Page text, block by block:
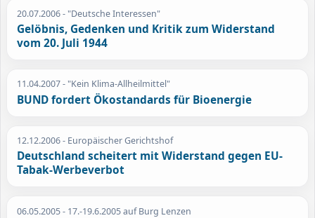
20.07.2006- "Deutsche Interessen"
Gelöbnis, Gedenken und Kritik zum Widerstand
vom 20. Juli 1944
11.04.2007- "Kein Klima-Allheilmittel"
BUND fordert Ökostandards für Bioenergie
12.12.2006- Europäischer Gerichtshof
Deutschland scheitert mit Widerstand gegen EU-
Tabak-Werbeverbot
06.05.2005- 17.-19.6.2005 auf Burg Lenzen